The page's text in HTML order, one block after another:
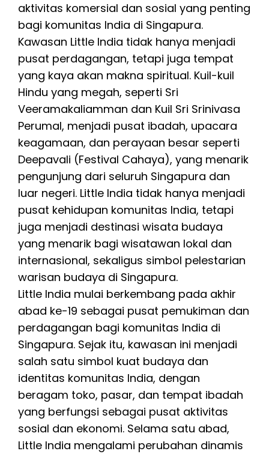
aktivitas komersial dan sosial yang penting
bagi komunitas India di Singapura.
Kawasan Little India tidak hanya menjadi
pusat perdagangan, tetapi juga tempat
yang kaya akan makna spiritual. Kuil-kuil
Hindu yang megah, seperti Sri
Veeramakaliamman dan Kuil Sri Srinivasa
Perumal, menjadi pusat ibadah, upacara
keagamaan, dan perayaan besar seperti
Deepavali (Festival Cahaya), yang menarik
pengunjung dari seluruh Singapura dan
luar negeri. Little India tidak hanya menjadi
pusat kehidupan komunitas India, tetapi
juga menjadi destinasi wisata budaya
yang menarik bagi wisatawan lokal dan
internasional, sekaligus simbol pelestarian
warisan budaya di Singapura.
Little India mulai berkembang pada akhir
abad ke-19 sebagai pusat pemukiman dan
perdagangan bagi komunitas India di
Singapura. Sejak itu, kawasan ini menjadi
salah satu simbol kuat budaya dan
identitas komunitas India, dengan
beragam toko, pasar, dan tempat ibadah
yang berfungsi sebagai pusat aktivitas
sosial dan ekonomi. Selama satu abad,
Little India mengalami perubahan dinamis